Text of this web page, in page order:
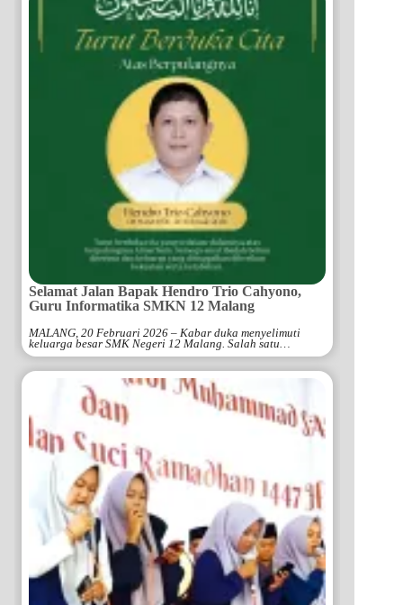
Selamat Jalan Bapak Hendro Trio Cahyono,
Guru Informatika SMKN 12 Malang
MALANG, 20 Februari 2026 – Kabar duka menyelimuti
keluarga besar SMK Negeri 12 Malang. Salah satu…